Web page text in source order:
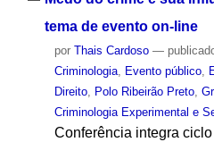
tema de evento on-line
por Thais Cardoso —
Criminologia, Evento público,
Direito, Polo Ribeirão Preto,
Criminologia Experimental e
Conferência integra